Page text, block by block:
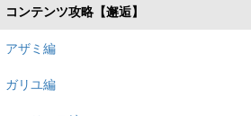
コンテンツ攻略【邂逅】
アザミ編
ガリユ編